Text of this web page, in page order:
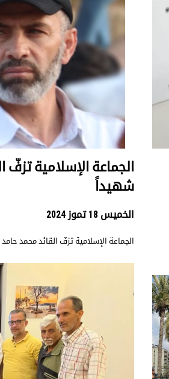
الجماعة الإسلامية
شهيداً
الخميس 18 تموز 2024
الجماعة الإسلامية تزفّ القائد محمد